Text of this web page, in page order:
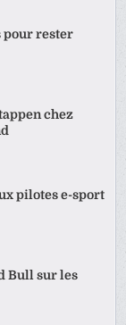
pour rester
chez
pilotes e-sport
Bull sur les